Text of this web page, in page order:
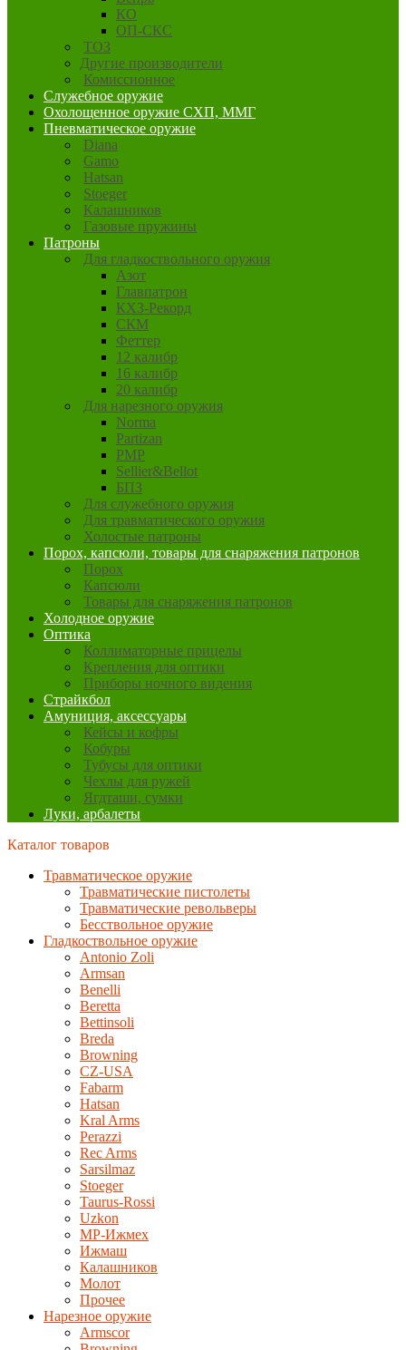
КО
ОП-СКС
ТОЗ
Другие производители
Комиссионное
Служебное оружие
Охолощенное оружие СХП, ММГ
Пневматическое оружие
Diana
Gamo
Hatsan
Stoeger
Калашников
Газовые пружины
Патроны
Для гладкоствольного оружия
Азот
Главпатрон
КХЗ-Рекорд
СКМ
Феттер
12 калибр
16 калибр
20 калибр
Для нарезного оружия
Norma
Partizan
PMP
Sellier&Bellot
БПЗ
Для служебного оружия
Для травматического оружия
Холостые патроны
Порох, капсюли, товары для снаряжения патронов
Порох
Капсюли
Товары для снаряжения патронов
Холодное оружие
Оптика
Коллиматорные прицелы
Крепления для оптики
Приборы ночного видения
Страйкбол
Амуниция, аксессуары
Кейсы и кофры
Кобуры
Тубусы для оптики
Чехлы для ружей
Ягдташи, сумки
Луки, арбалеты
Каталог товаров
Травматическое оружие
Травматические пистолеты
Травматические револьверы
Бесствольное оружие
Гладкоствольное оружие
Antonio Zoli
Armsan
Benelli
Beretta
Bettinsoli
Breda
Browning
CZ-USA
Fabarm
Hatsan
Kral Arms
Perazzi
Rec Arms
Sarsilmaz
Stoeger
Taurus-Rossi
Uzkon
MP-Ижмех
Ижмаш
Калашников
Молот
Прочее
Нарезное оружие
Armscor